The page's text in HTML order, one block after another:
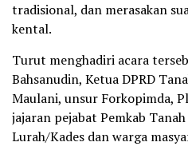
tradisional, dan merasakan
kental.
Turut menghadiri acara
Bahsanudin, Ketua DPRD
Maulani, unsur Forkopimda,
jajaran pejabat Pemkab
Lurah/Kades dan warga